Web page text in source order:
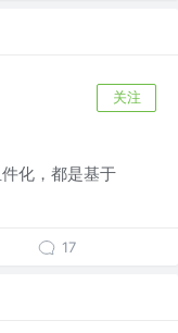
关注
化，都是基于
17